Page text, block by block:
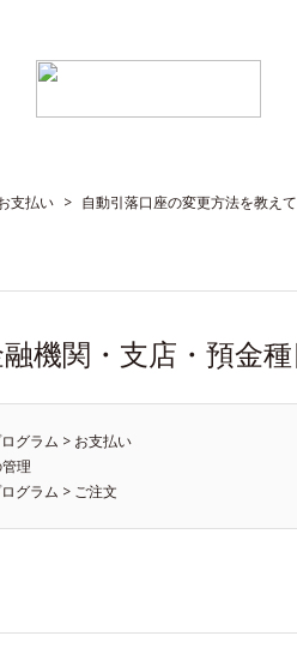
支払い > 自動引落口座の変更方法を教え
機関・支店・預金種
グラム > お支払い
理
グラム > ご注文